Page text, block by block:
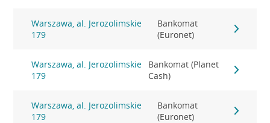
Warszawa, al. Jerozolimskie
179
Bankomat
(Euronet)
Warszawa, al. Jerozolimskie
179
Bankomat (Planet
Cash)
Warszawa, al. Jerozolimskie
179
Bankomat
(Euronet)